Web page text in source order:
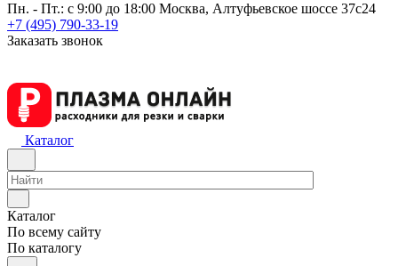
Пн. - Пт.: с 9:00 до 18:00 Москва, Алтуфьевское шоссе 37с24
+7 (495) 790-33-19
Заказать звонок
Каталог
Каталог
По всему сайту
По каталогу